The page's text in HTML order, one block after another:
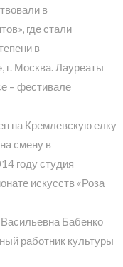
в
где стали
в
г. Москва. Лауреаты
– фестивале
на Кремлевскую елку
смену в
году студия
искусств «Роза
Бабенко
работник культуры